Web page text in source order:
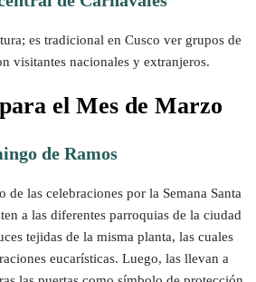
es tradicional en Cusco ver grupos de
visitantes nacionales y extranjeros.
el Mes de Marzo
de Ramos
de las celebraciones por la Semana Santa
a las diferentes parroquias de la ciudad
tejidas de la misma planta, las cuales
eucarísticas. Luego, las llevan a